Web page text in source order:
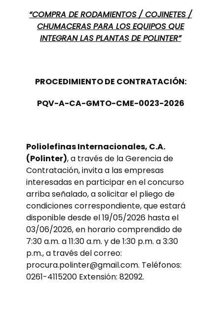
“COMPRA DE RODAMIENTOS / COJINETES /
CHUMACERAS PARA LOS EQUIPOS QUE
INTEGRAN LAS PLANTAS DE POLINTER”
PROCEDIMIENTO DE CONTRATACIÓN:
PQV-A-CA-GMTO-CME-0023-2026
Poliolefinas Internacionales, C.A.
(Polinter), a través de la Gerencia de
Contratación, invita a las empresas
interesadas en participar en el concurso
arriba señalado, a solicitar el pliego de
condiciones correspondiente, que estará
disponible desde el 19/05/2026 hasta el
03/06/2026, en horario comprendido de
7:30 a.m. a 11:30 a.m. y de 1:30 p.m. a 3:30
p.m., a través del correo:
procura.polinter@gmail.com. Teléfonos:
0261-4115200 Extensión: 82092.